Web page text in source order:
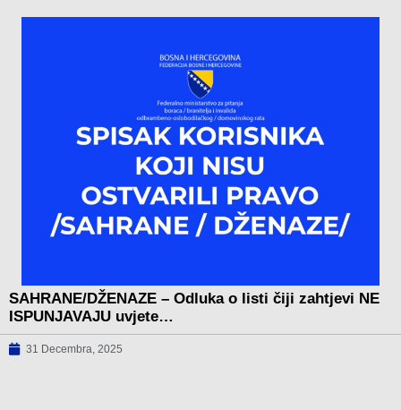
SAHRANE/DŽENAZE – Odluka o listi čiji zahtjevi NE
ISPUNJAVAJU uvjete…
31 Decembra, 2025